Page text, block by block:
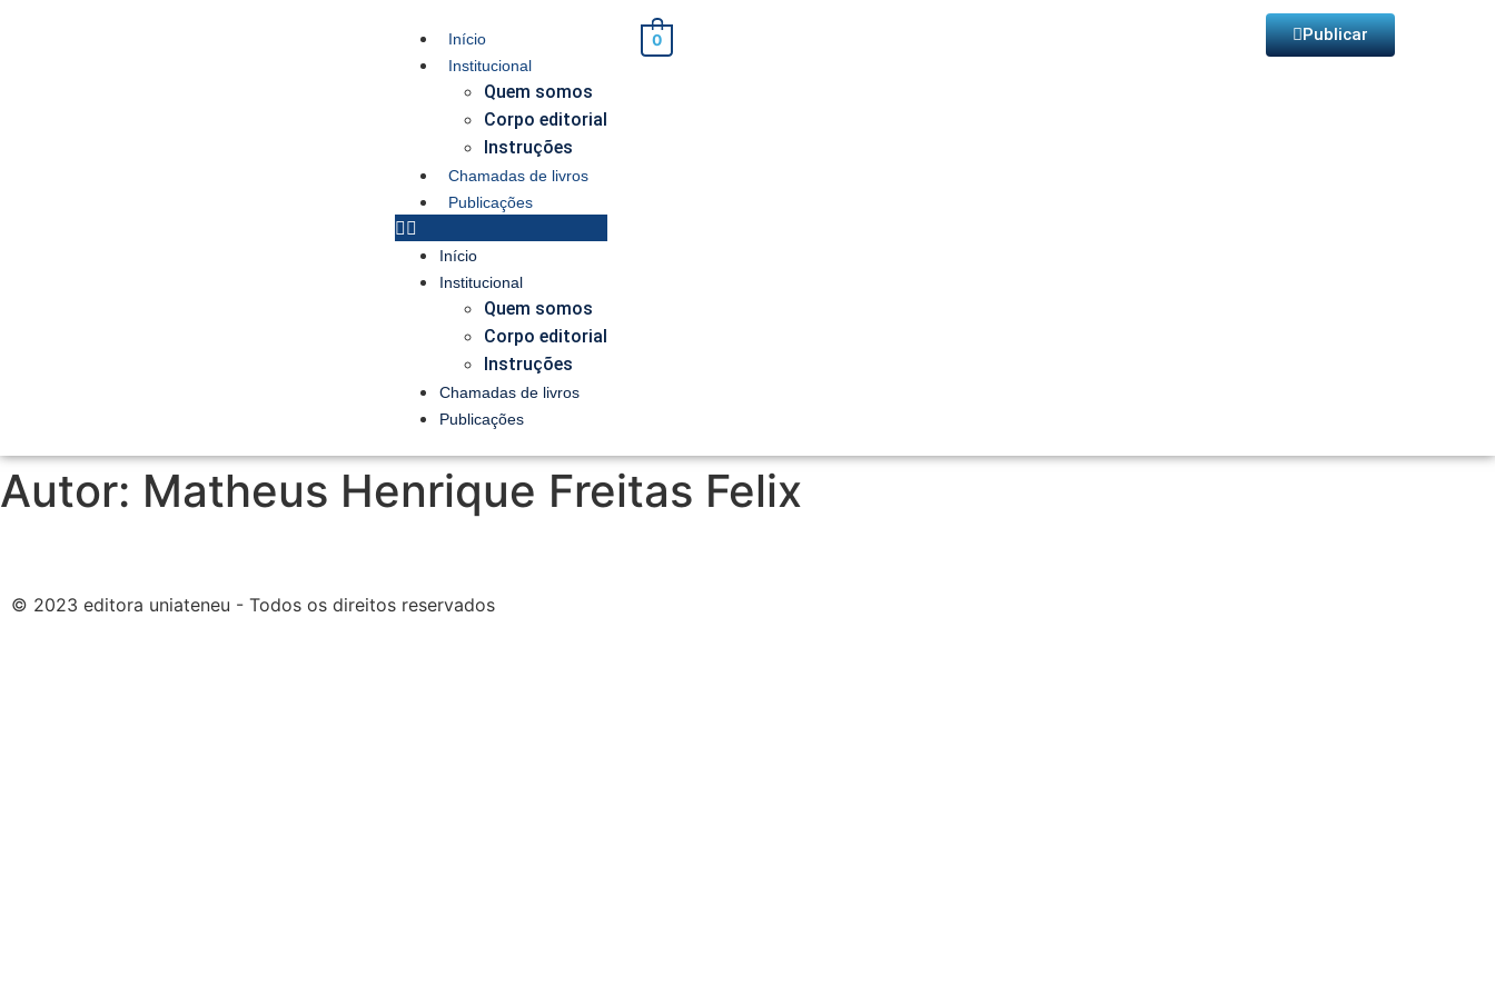
Início
Institucional
Quem somos
Corpo editorial
Instruções
Chamadas de livros
Publicações
Início
Institucional
Quem somos
Corpo editorial
Instruções
Chamadas de livros
Publicações
0 Publicar
Autor: Matheus Henrique Freitas Felix
© 2023 editora uniateneu - Todos os direitos reservados